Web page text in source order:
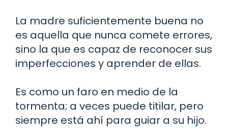
La madre suficientemente buena no
es aquella que nunca comete errores,
sino la que es capaz de reconocer sus
imperfecciones y aprender de ellas.
Es como un faro en medio de la
tormenta; a veces puede titilar, pero
siempre está ahí para guiar a su hijo.